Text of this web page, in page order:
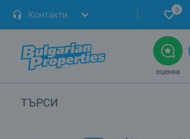
Контакти 0
оценка
ТЪРСИ